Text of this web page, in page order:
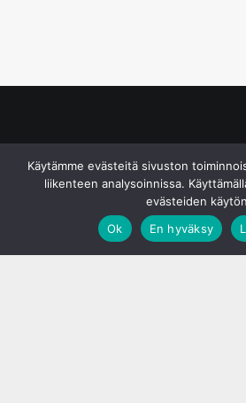
Käytämme evästeitä sivuston
liikenteen analysoinnissa.
evästeiden
Ok
En hyväksy